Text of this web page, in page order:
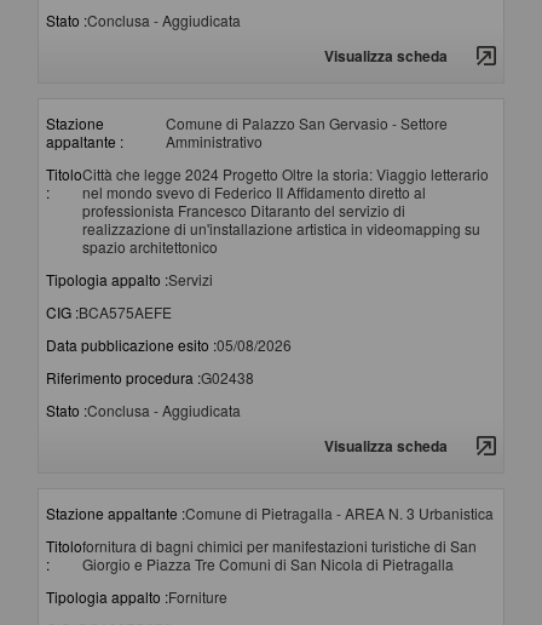
Stato :Conclusa - Aggiudicata
Visualizza scheda
Stazione
appaltante :
Comune di Palazzo San Gervasio - Settore
Amministrativo
Titolo
:
Città che legge 2024 Progetto Oltre la storia: Viaggio letterario
nel mondo svevo di Federico II Affidamento diretto al
professionista Francesco Ditaranto del servizio di
realizzazione di un'installazione artistica in videomapping su
spazio architettonico
Tipologia appalto :Servizi
CIG :BCA575AEFE
Data pubblicazione esito :05/08/2026
Riferimento procedura :G02438
Stato :Conclusa - Aggiudicata
Visualizza scheda
Stazione appaltante :Comune di Pietragalla - AREA N. 3 Urbanistica
Titolo
:
fornitura di bagni chimici per manifestazioni turistiche di San
Giorgio e Piazza Tre Comuni di San Nicola di Pietragalla
Tipologia appalto :Forniture